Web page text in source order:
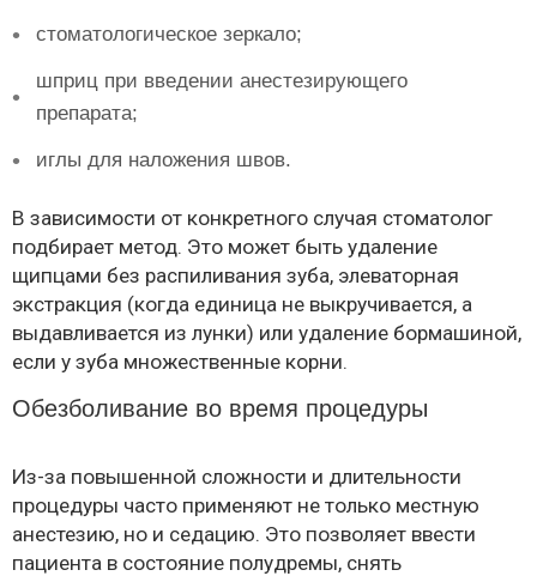
стоматологическое зеркало;
шприц при введении анестезирующего
препарата;
иглы для наложения швов.
В зависимости от конкретного случая стоматолог
подбирает метод. Это может быть удаление
щипцами без распиливания зуба, элеваторная
экстракция (когда единица не выкручивается, а
выдавливается из лунки) или удаление бормашиной,
если у зуба множественные корни.
Обезболивание во время процедуры
Из-за повышенной сложности и длительности
процедуры часто применяют не только местную
анестезию, но и седацию. Это позволяет ввести
пациента в состояние полудремы, снять